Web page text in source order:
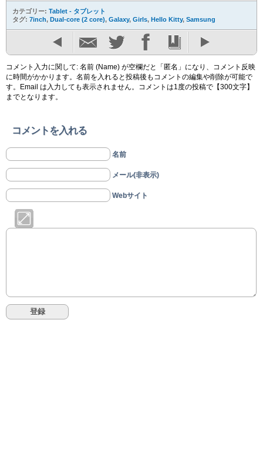
カテゴリー: Tablet - タブレット
タグ: 7inch, Dual-core (2 core), Galaxy, Girls, Hello Kitty, Samsung
コメント入力に関して: 名前 (Name) が空欄だと「匿名」になり、コメント反映
に時間がかかります。名前を入れると投稿後もコメントの編集や削除が可能で
す。Email は入力しても表示されません。コメントは1度の投稿で【300文字】
までとなります。
コメントを入れる
名前
メール(非表示)
Webサイト